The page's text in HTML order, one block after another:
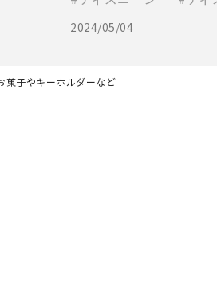
2024/05/04
菓子やキーホルダーなど